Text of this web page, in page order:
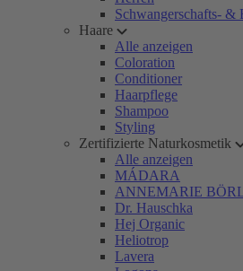
Schwangerschafts- &
Haare
Alle anzeigen
Coloration
Conditioner
Haarpflege
Shampoo
Styling
Zertifizierte Naturkosmetik
Alle anzeigen
MÁDARA
ANNEMARIE
Dr. Hauschka
Hej Organic
Heliotrop
Lavera